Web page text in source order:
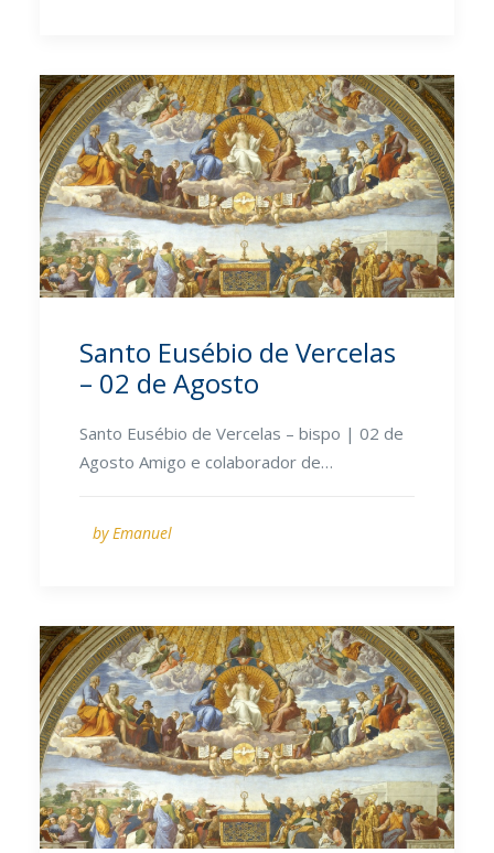
Santo Eusébio de Vercelas
– 02 de Agosto
Santo Eusébio de Vercelas – bispo | 02 de
Agosto Amigo e colaborador de…
by Emanuel